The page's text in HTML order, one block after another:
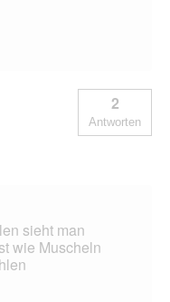
2
Antworten
sieht man
wie Muscheln